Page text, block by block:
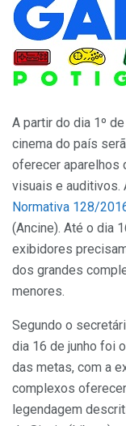
A partir do dia 1º
cinema do país
oferecer aparelhos
visuais e auditivos.
Normativa 128/
(Ancine). Até o dia
exibidores
dos grandes
menores.
Segundo o
dia 16 de junho foi
das metas, com a
complexos
legendagem